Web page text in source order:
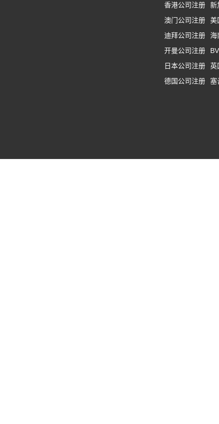
香港公司注册
新
澳门公司注册
美
迪拜公司注册
海
开曼公司注册
日本公司注册
英
德国公司注册
塞